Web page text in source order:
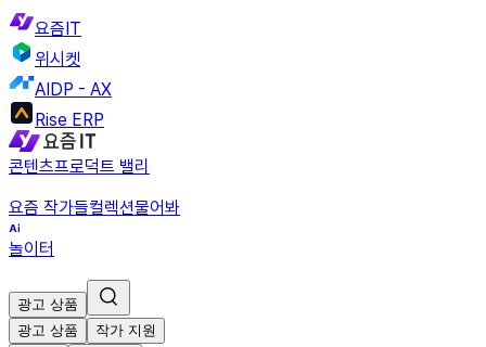
요즘IT
위시켓
AIDP - AX
Rise ERP
콘텐츠프로덕트 밸리
요즘 작가들컬렉션물어봐
놀이터
광고 상품
광고 상품
작가 지원